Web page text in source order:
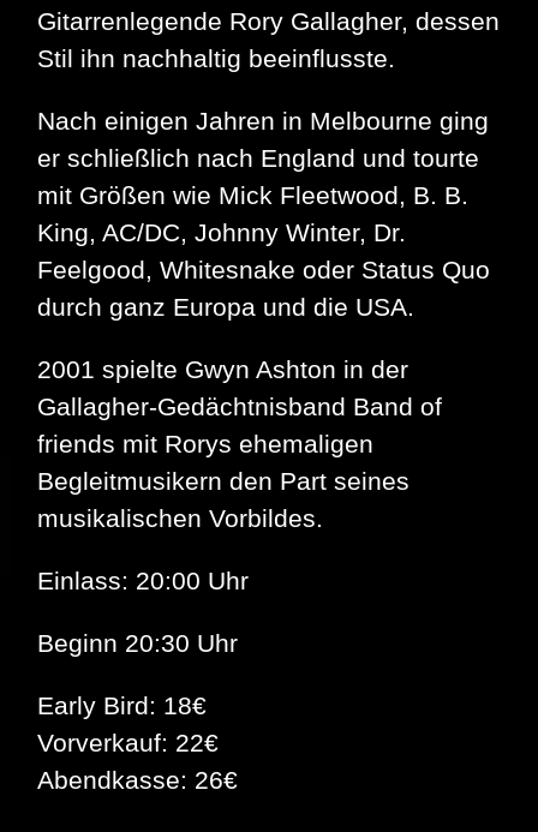
Gitarrenlegende Rory Gallagher, dessen
Stil ihn nachhaltig beeinflusste.
Nach einigen Jahren in Melbourne ging
er schließlich nach England und tourte
mit Größen wie Mick Fleetwood, B. B.
King, AC/DC, Johnny Winter, Dr.
Feelgood, Whitesnake oder Status Quo
durch ganz Europa und die USA.
2001 spielte Gwyn Ashton in der
Gallagher-Gedächtnisband Band of
friends mit Rorys ehemaligen
Begleitmusikern den Part seines
musikalischen Vorbildes.
Einlass: 20:00 Uhr
Beginn 20:30 Uhr
Early Bird: 18€
Vorverkauf: 22€
Abendkasse: 26€